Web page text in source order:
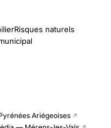
Risques naturels
Ariégeoises ↗